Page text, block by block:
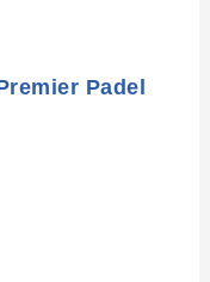
Padel